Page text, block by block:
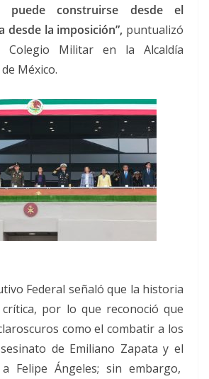
puede construirse desde el
desde la imposición”, puntualizó
Colegio Militar en la Alcaldía
México.
Federal señaló que la historia
por lo que reconoció que
como el combatir a los
de Emiliano Zapata y el
Felipe Ángeles; sin embargo,